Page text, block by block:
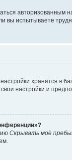
авторизованным
вы испытываете
хранятся
настройки и
Скрывать моё